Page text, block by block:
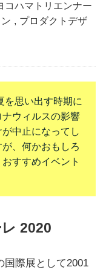
コハマトリエンナー
, プロダクトデザ
を思い出す時期に
ウィルスの影響
中止になってし
、何かおもしろ
すすめイベント
2020
国際展として2001